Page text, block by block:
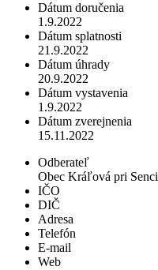
Dátum doručenia
1.9.2022
Dátum splatnosti
21.9.2022
Dátum úhrady
20.9.2022
Dátum vystavenia
1.9.2022
Dátum zverejnenia
15.11.2022
Odberateľ
Obec Kráľová pri Senci
IČO
DIČ
Adresa
Telefón
E-mail
Web